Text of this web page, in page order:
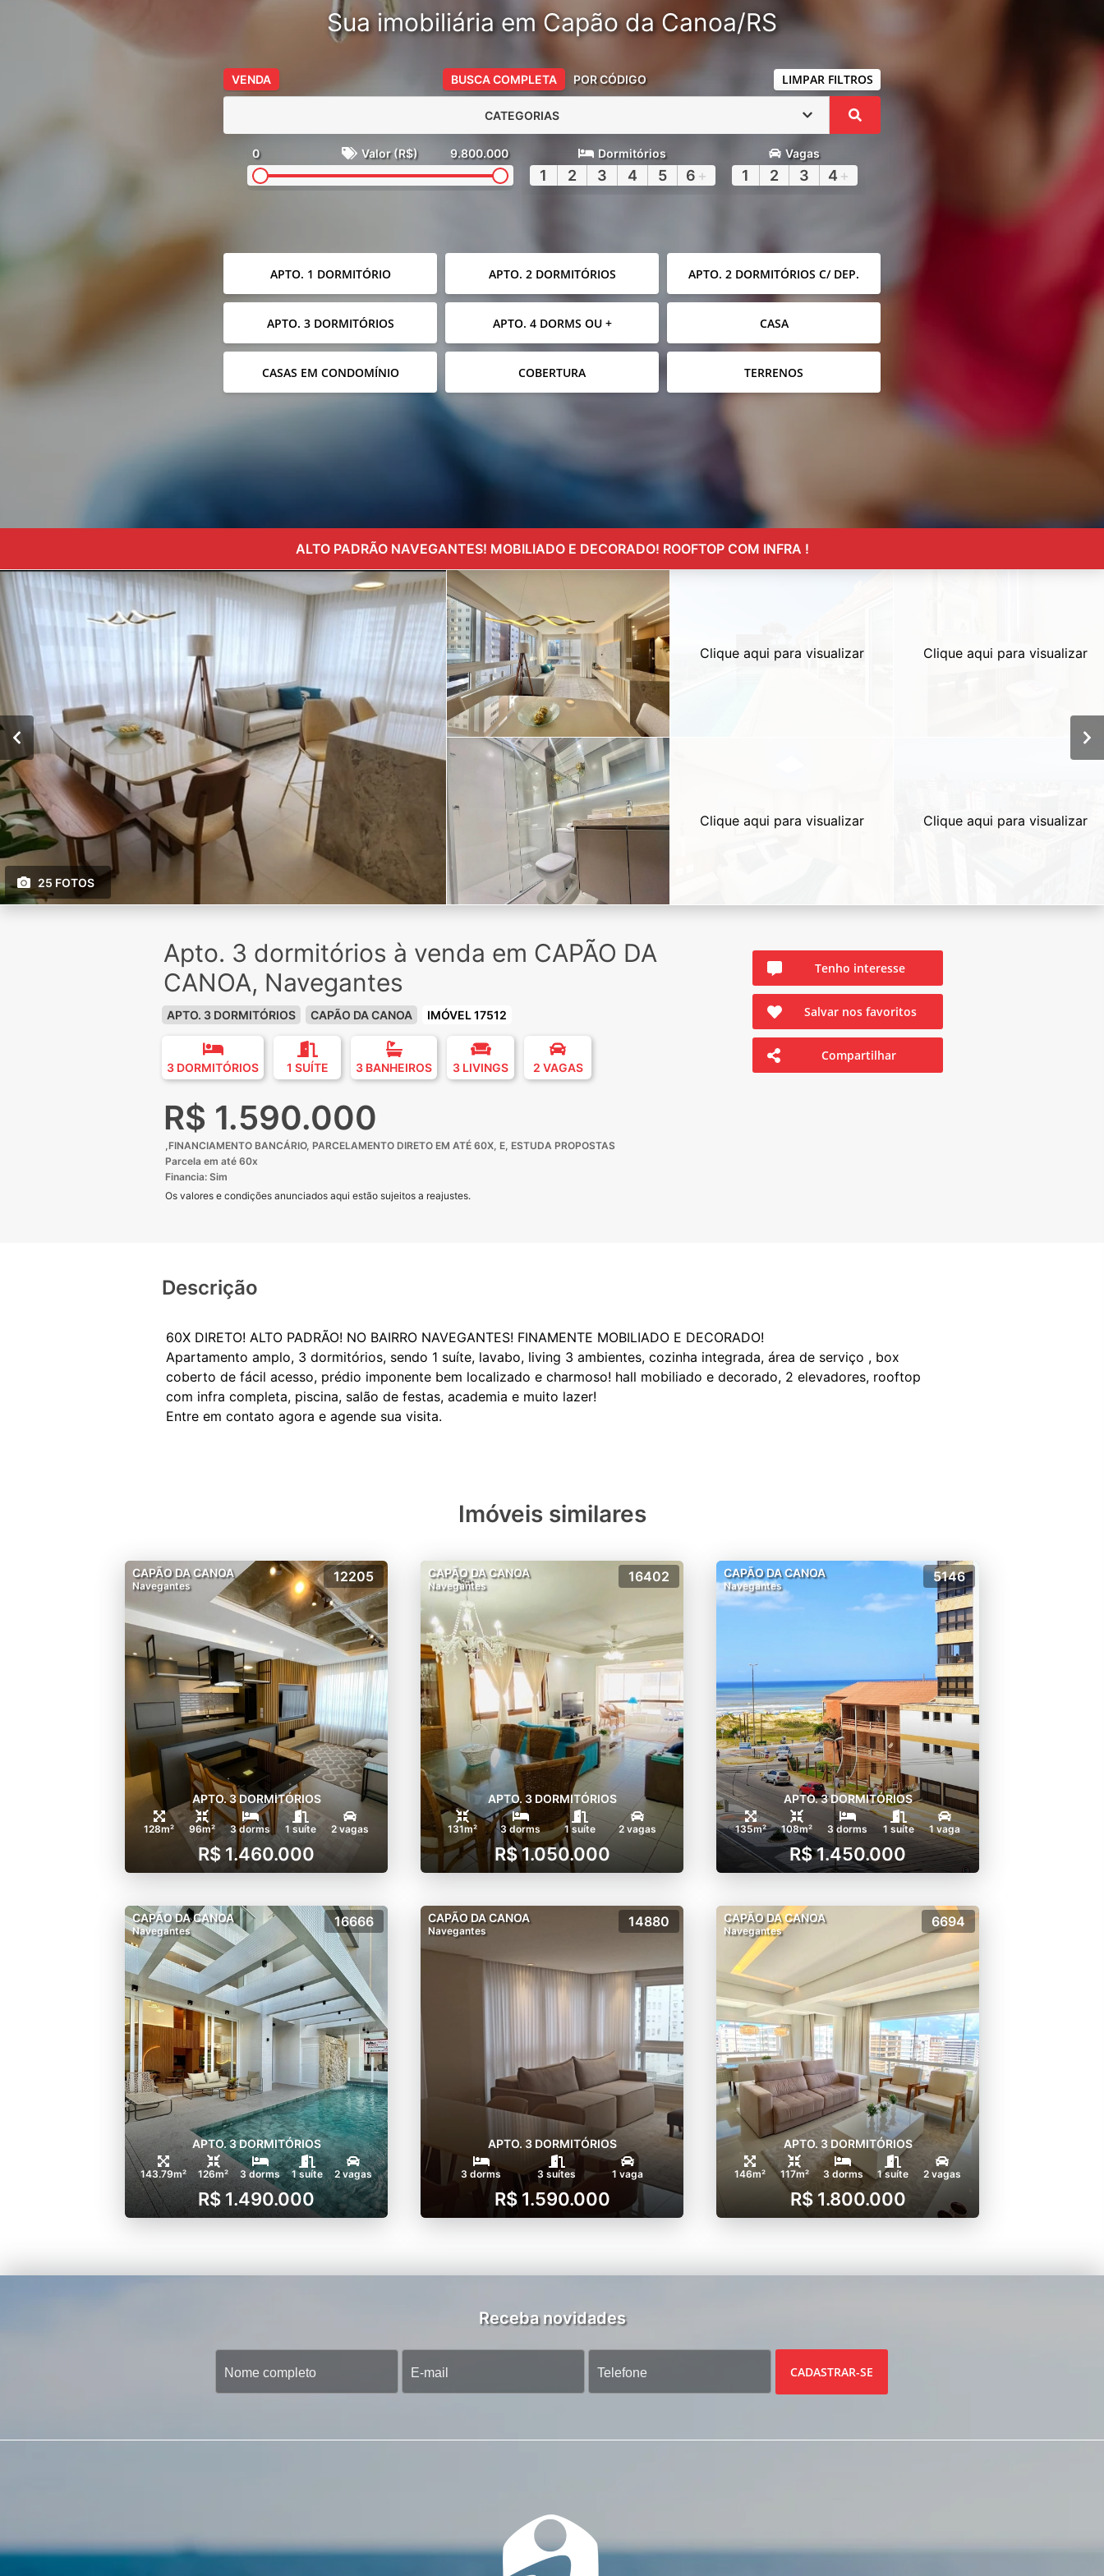
Sua imobiliária em Capão da Canoa/RS
VENDA BUSCA COMPLETA POR CÓDIGO LIMPAR FILTROS
CATEGORIAS
0 Valor (R$) 9.800.000 Dormitórios
1 2 3 4 5 6 +
Vagas
1 2 3 4 +
APTO. 1 DORMITÓRIO APTO. 2 DORMITÓRIOS APTO. 2 DORMITÓRIOS C/ DEP.
APTO. 3 DORMITÓRIOS APTO. 4 DORMS OU + CASA
CASAS EM CONDOMÍNIO COBERTURA TERRENOS
ALTO PADRÃO NAVEGANTES! MOBILIADO E DECORADO! ROOFTOP COM INFRA !
25 FOTOS
Clique aqui para visualizar
Clique aqui para visualizar
Clique aqui para visualizar
Clique aqui para visualizar
Apto. 3 dormitórios à venda em CAPÃO DA
CANOA, Navegantes
APTO. 3 DORMITÓRIOS CAPÃO DA CANOA IMÓVEL 17512
3 DORMITÓRIOS 1 SUÍTE 3 BANHEIROS 3 LIVINGS 2 VAGAS
R$ 1.590.000
,FINANCIAMENTO BANCÁRIO, PARCELAMENTO DIRETO EM ATÉ 60X, E, ESTUDA PROPOSTAS
Parcela em até 60x
Financia: Sim
Os valores e condições anunciados aqui estão sujeitos a reajustes.
Tenho interesse
Salvar nos favoritos
Compartilhar
Descrição
60X DIRETO! ALTO PADRÃO! NO BAIRRO NAVEGANTES! FINAMENTE MOBILIADO E DECORADO!
Apartamento amplo, 3 dormitórios, sendo 1 suíte, lavabo, living 3 ambientes, cozinha integrada, área de serviço , box
coberto de fácil acesso, prédio imponente bem localizado e charmoso! hall mobiliado e decorado, 2 elevadores, rooftop
com infra completa, piscina, salão de festas, academia e muito lazer!
Imóveis similares
CAPÃO DA CANOA
Navegantes
12205
APTO. 3 DORMITÓRIOS
128m² 96m² 3 dorms 1 suíte 2 vagas
R$ 1.460.000
CAPÃO DA CANOA
Navegantes
16402
APTO. 3 DORMITÓRIOS
131m² 3 dorms 1 suíte 2 vagas
R$ 1.050.000
CAPÃO DA CANOA
Navegantes
5146
APTO. 3 DORMITÓRIOS
135m² 108m² 3 dorms 1 suíte 1 vaga
R$ 1.450.000
CAPÃO DA CANOA
Navegantes
16666
APTO. 3 DORMITÓRIOS
143.79m² 126m² 3 dorms 1 suíte 2 vagas
R$ 1.490.000
CAPÃO DA CANOA
Navegantes
14880
APTO. 3 DORMITÓRIOS
3 dorms 3 suítes 1 vaga
R$ 1.590.000
CAPÃO DA CANOA
Navegantes
6694
APTO. 3 DORMITÓRIOS
146m² 117m² 3 dorms 1 suíte 2 vagas
R$ 1.800.000
Receba novidades
CADASTRAR-SE